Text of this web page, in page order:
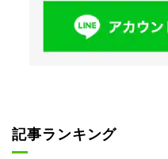
記事ランキング